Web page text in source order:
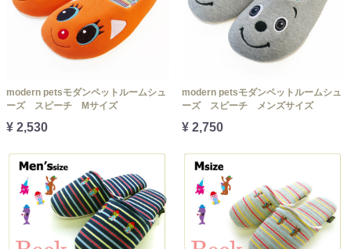
modern petsモダンペットルームシュ
ーズ スピーチ Mサイズ
¥ 2,530
modern petsモダンペットルームシュ
ーズ スピーチ メンズサイズ
¥ 2,750